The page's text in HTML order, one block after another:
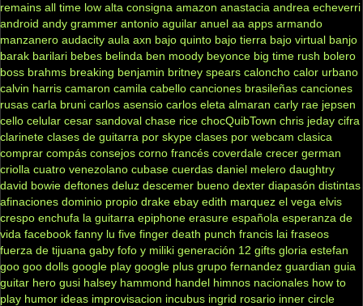
remains all time low alta consigna amazon anastacia andrea echeverri
android andy grammer antonio aguilar anuel aa apps armando
manzanero audacity aula axn bajo quinto bajo tierra bajo virtual banjo
barak barilari bebes belinda ben moody beyonce big time rush bolero
boss brahms breaking benjamin britney spears caloncho calor urbano
calvin harris camaron camila cabello canciones brasileñas canciones
rusas carla bruni carlos asensio carlos eleta almaran carly rae jepsen
cello celular cesar sandoval chase rice chocQuibTown chris jeday cifra
clarinete clases de guitarra por skype clases por webcam clasica
comprar compás consejos corno francés coverdale crecer german
criolla cuatro venezolano cubase cuerdas daniel melero daughtry
david bowie deftones deluz descemer bueno dexter diapasón distintas
afinaciones dominio propio drake ebay edith marquez el vega elvis
crespo enchufa la guitarra epiphone erasure española esperanza de
vida facebook fanny lu five finger death punch francis lai fraseos
fuerza de tijuana gaby fofo y miliki generación 12 gifts gloria estefan
goo goo dolls google play google plus grupo fernandez guardian guia
guitar hero gusi halsey hammond handel himnos nacionales how to
play humor ideas improvisacion incubus ingrid rosario inner circle